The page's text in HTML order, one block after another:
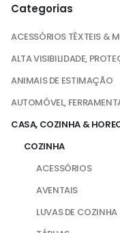
Categorias
ACESSÓRIOS TÊXTEIS &
ALTA VISIBILIDADE,
ANIMAIS DE ESTIMAÇÃO
AUTOMÓVEL,
CASA, COZINHA &
COZINHA
ACESSÓRIOS
AVENTAIS
LUVAS DE COZINHA